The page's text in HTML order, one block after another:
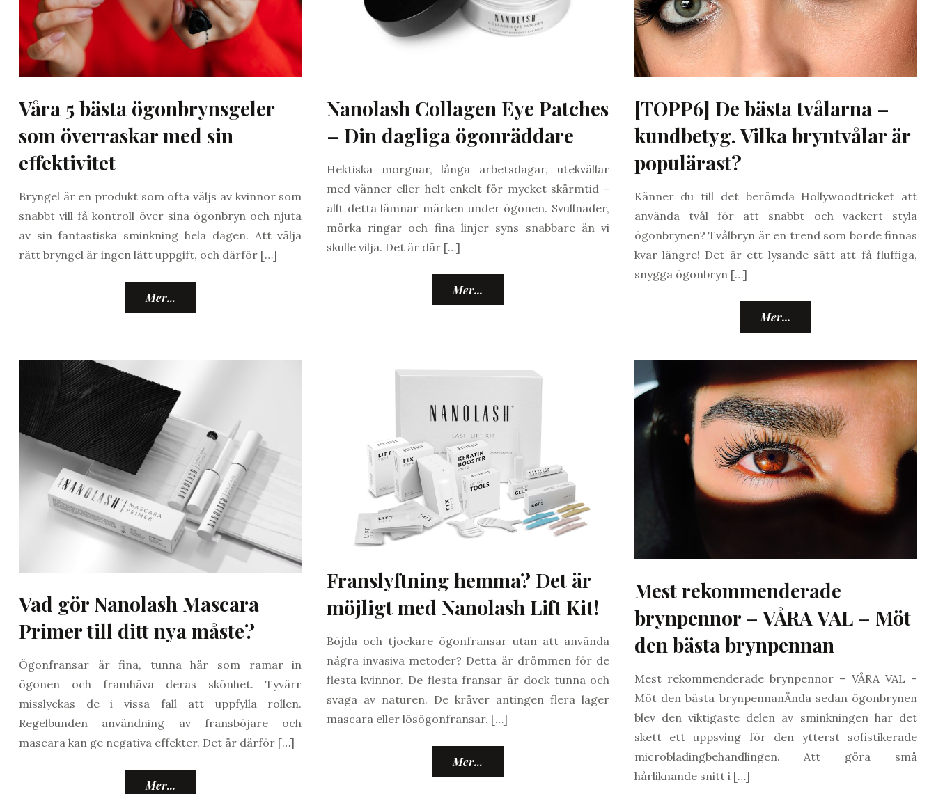
Våra 5 bästa ögonbrynsgeler
som överraskar med sin
effektivitet
Bryngel är en produkt som ofta väljs av kvinnor som
snabbt vill få kontroll över sina ögonbryn och njuta
av sin fantastiska sminkning hela dagen. Att välja
rätt bryngel är ingen lätt uppgift, och därför […]
Mer...
Nanolash Collagen Eye Patches
– Din dagliga ögonräddare
Hektiska morgnar, långa arbetsdagar, utekvällar
med vänner eller helt enkelt för mycket skärmtid –
allt detta lämnar märken under ögonen. Svullnader,
mörka ringar och fina linjer syns snabbare än vi
skulle vilja. Det är där […]
Mer...
[TOPP6] De bästa tvålarna –
kundbetyg. Vilka bryntvålar är
populärast?
Känner du till det berömda Hollywoodtricket att
använda tvål för att snabbt och vackert styla
ögonbrynen? Tvålbryn är en trend som borde finnas
kvar längre! Det är ett lysande sätt att få fluffiga,
snygga ögonbryn […]
Mer...
Vad gör Nanolash Mascara
Primer till ditt nya måste?
Ögonfransar är fina, tunna hår som ramar in
ögonen och framhäva deras skönhet. Tyvärr
misslyckas de i vissa fall att uppfylla rollen.
Regelbunden användning av fransböjare och
mascara kan ge negativa effekter. Det är därför […]
Mer...
Franslyftning hemma? Det är
möjligt med Nanolash Lift Kit!
Böjda och tjockare ögonfransar utan att använda
några invasiva metoder? Detta är drömmen för de
flesta kvinnor. De flesta fransar är dock tunna och
svaga av naturen. De kräver antingen flera lager
mascara eller lösögonfransar. […]
Mer...
Mest rekommenderade
brynpennor – VÅRA VAL – Möt
den bästa brynpennan
Mest rekommenderade brynpennor – VÅRA VAL –
Möt den bästa brynpennanÄnda sedan ögonbrynen
blev den viktigaste delen av sminkningen har det
skett ett uppsving för den ytterst sofistikerade
microbladingbehandlingen. Att göra små
hårliknande snitt i […]